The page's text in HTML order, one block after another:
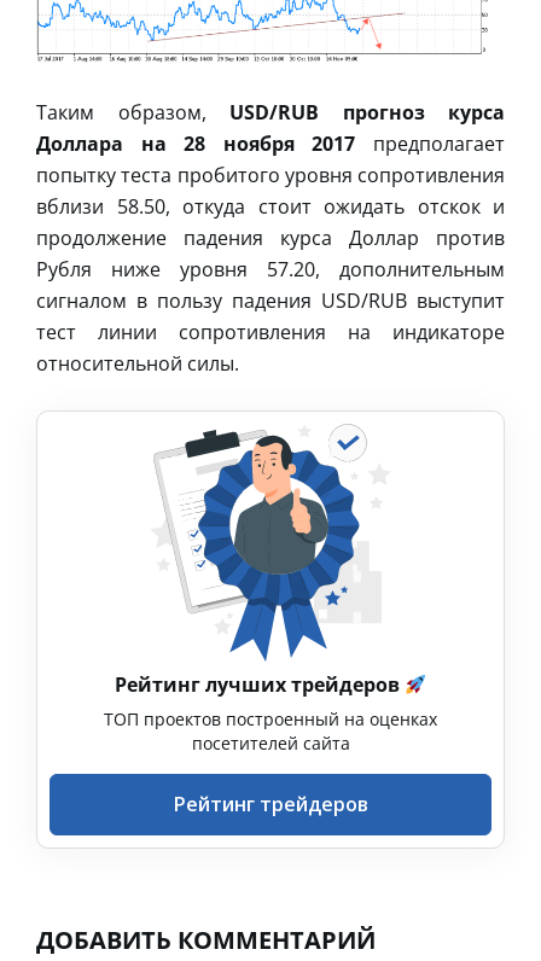
Таким образом, USD/RUB прогноз курса
Доллара на 28 ноября 2017 предполагает
попытку теста пробитого уровня сопротивления
вблизи 58.50, откуда стоит ожидать отскок и
продолжение падения курса Доллар против
Рубля ниже уровня 57.20, дополнительным
сигналом в пользу падения USD/RUB выступит
тест линии сопротивления на индикаторе
относительной силы.
Рейтинг лучших трейдеров
ТОП проектов построенный на оценках
посетителей сайта
Рейтинг трейдеров
ДОБАВИТЬ КОММЕНТАРИЙ